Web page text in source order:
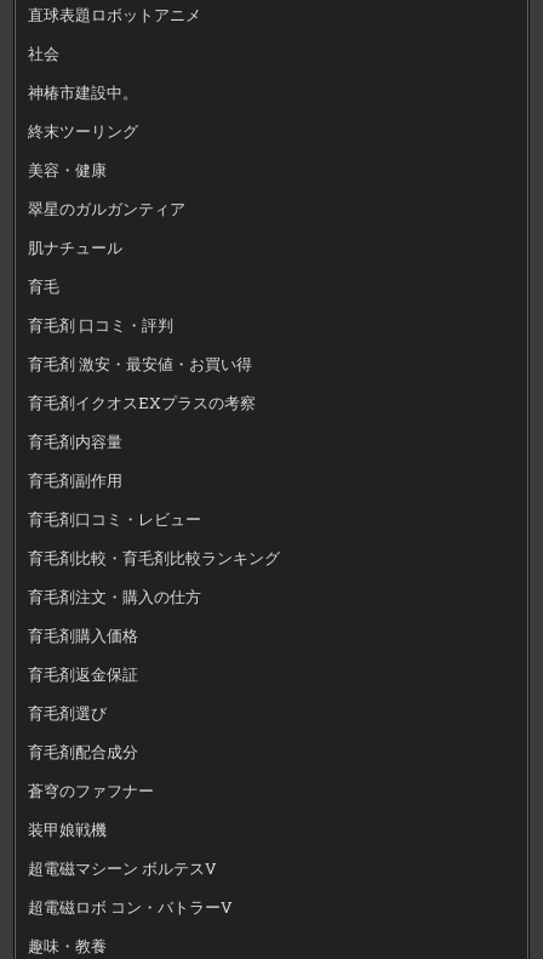
直球表題ロボットアニメ
社会
神椿市建設中。
終末ツーリング
美容・健康
翠星のガルガンティア
肌ナチュール
育毛
育毛剤 口コミ・評判
育毛剤 激安・最安値・お買い得
育毛剤イクオスEXプラスの考察
育毛剤内容量
育毛剤副作用
育毛剤口コミ・レビュー
育毛剤比較・育毛剤比較ランキング
育毛剤注文・購入の仕方
育毛剤購入価格
育毛剤返金保証
育毛剤選び
育毛剤配合成分
蒼穹のファフナー
装甲娘戦機
超電磁マシーン ボルテスV
超電磁ロボ コン・バトラーV
趣味・教養